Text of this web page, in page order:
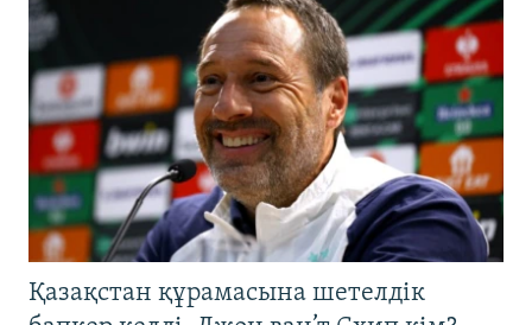
Қазақстан құрамасына шетелдік